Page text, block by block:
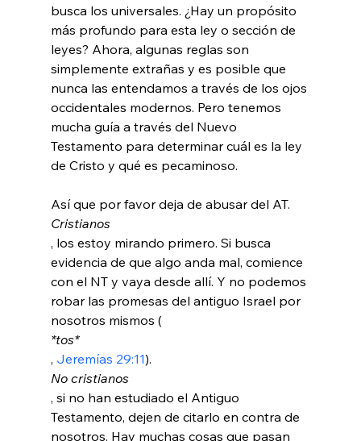
busca los universales. ¿Hay un propósito
más profundo para esta ley o sección de
leyes? Ahora, algunas reglas son
simplemente extrañas y es posible que
nunca las entendamos a través de los ojos
occidentales modernos. Pero tenemos
mucha guía a través del Nuevo
Testamento para determinar cuál es la ley
de Cristo y qué es pecaminoso.
Así que por favor deja de abusar del AT.
Cristianos
, los estoy mirando primero. Si busca
evidencia de que algo anda mal, comience
con el NT y vaya desde allí. Y no podemos
robar las promesas del antiguo Israel por
nosotros mismos (
*tos*
, Jeremías 29:11).
No cristianos
, si no han estudiado el Antiguo
Testamento, dejen de citarlo en contra de
nosotros. Hay muchas cosas que pasan